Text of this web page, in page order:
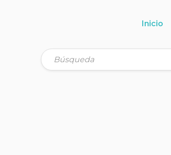
Inicio